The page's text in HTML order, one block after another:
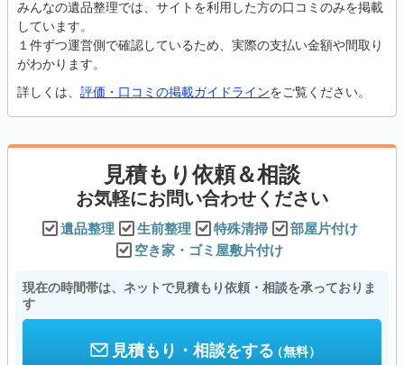
みんなの遺品整理では、サイトを利用した方の口コミのみを掲載
しています。
１件ずつ運営側で確認しているため、実際の支払い金額や間取り
がわかります。
詳しくは、 評価・口コミの掲載ガイドラインをご覧ください。
見積もり依頼＆相談
お気軽にお問い合わせください
遺品整理 生前整理 特殊清掃
部屋片付け
空き家・ゴミ屋敷片付け
現在の時間帯は、ネットで見積もり依頼・相談を承っておりま
す
見積もり・相談をする（無料）